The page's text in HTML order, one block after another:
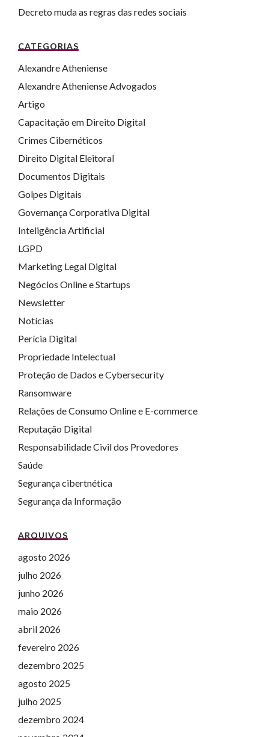
Decreto muda as regras das redes sociais
CATEGORIAS
Alexandre Atheniense
Alexandre Atheniense Advogados
Artigo
Capacitação em Direito Digital
Crimes Cibernéticos
Direito Digital Eleitoral
Documentos Digitais
Golpes Digitais
Governança Corporativa Digital
Inteligência Artificial
LGPD
Marketing Legal Digital
Negócios Online e Startups
Newsletter
Notícias
Perícia Digital
Propriedade Intelectual
Proteção de Dados e Cybersecurity
Ransomware
Relações de Consumo Online e E-commerce
Reputação Digital
Responsabilidade Civil dos Provedores
Saúde
Segurança cibertnética
Segurança da Informação
ARQUIVOS
agosto 2026
julho 2026
junho 2026
maio 2026
abril 2026
fevereiro 2026
dezembro 2025
agosto 2025
julho 2025
dezembro 2024